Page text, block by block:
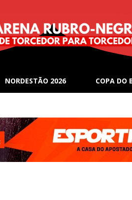
NORDESTÃO 2026 COPA DO